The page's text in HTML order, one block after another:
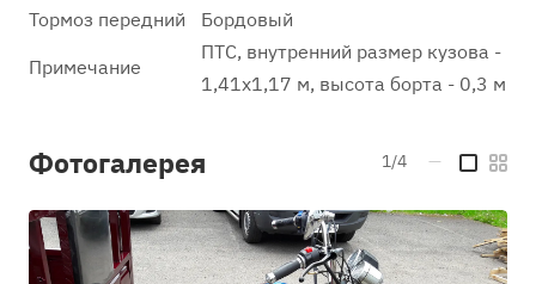
Тормоз передний
Бордовый
Примечание
ПТС, внутренний размер кузова -
1,41х1,17 м, высота борта - 0,3 м
Фотогалерея 1/4 —